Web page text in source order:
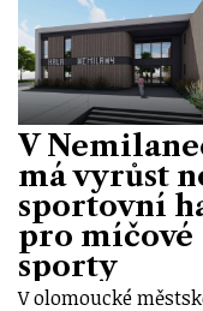
V
má vyrůst
sportovní
pro míčové
sporty
V olomoucké